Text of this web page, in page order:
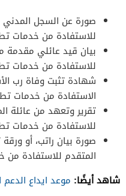
صورة عن السجل المدني
للاستفادة من خدمات
بيان قيد عائلي مقدمة
للاستفادة من خدمات
شهادة تثبت وفاة رب
الاستفادة من خدمات
تقرير وتعهد من عائلة
للاستفادة من خدمات
صورة بيان راتب، أو
المتقدم للاستفادة
شاهد أيضًا: موعد ايداع الدعم